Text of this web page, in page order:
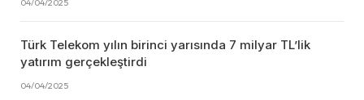
04/04/2025
Türk Telekom yılın birinci yarısında 7 milyar TL’lik
yatırım gerçekleştirdi
04/04/2025